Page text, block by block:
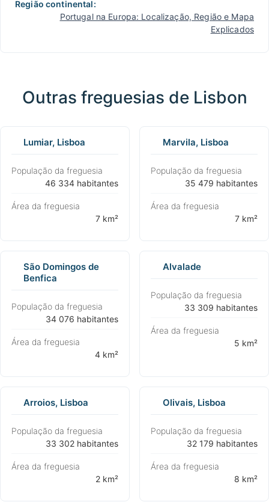
Região continental:
Portugal na Europa: Localização, Região e Mapa
Explicados
Outras freguesias de Lisbon
Lumiar, Lisboa
População da freguesia
⁨46 334 habitantes⁩
Área da freguesia
⁨7 km²⁩
Marvila, Lisboa
População da freguesia
⁨35 479 habitantes⁩
Área da freguesia
⁨7 km²⁩
São Domingos de
Benfica
População da freguesia
⁨34 076 habitantes⁩
Área da freguesia
⁨4 km²⁩
Alvalade
População da freguesia
⁨33 309 habitantes⁩
Área da freguesia
⁨5 km²⁩
Arroios, Lisboa
População da freguesia
⁨33 302 habitantes⁩
Área da freguesia
⁨2 km²⁩
Olivais, Lisboa
População da freguesia
⁨32 179 habitantes⁩
Área da freguesia
⁨8 km²⁩